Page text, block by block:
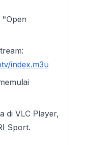
"Open
index.m3u
di VLC Player,
Sport.